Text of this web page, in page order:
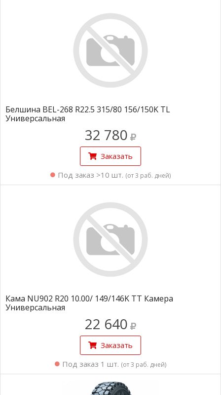
Белшина BEL-268 R22.5 315/80 156/150K TL
Универсальная
32 780
Заказать
Под заказ >10 шт. (от 3 раб. дней)
Кама NU902 R20 10.00/ 149/146K TT Камера
Универсальная
22 640
Заказать
Под заказ 1 шт. (от 3 раб. дней)